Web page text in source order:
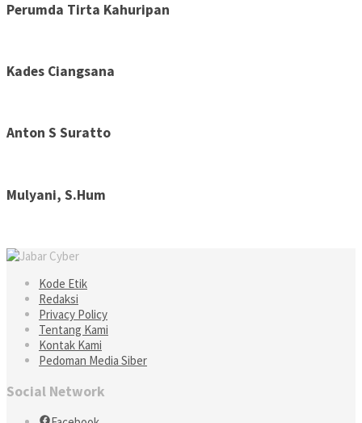
Perumda Tirta Kahuripan
Kades Ciangsana
Anton S Suratto
Mulyani, S.Hum
Kode Etik
Redaksi
Privacy Policy
Tentang Kami
Kontak Kami
Pedoman Media Siber
Social Network